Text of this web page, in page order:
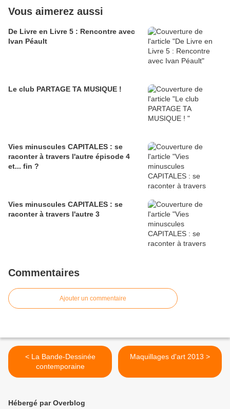
Vous aimerez aussi
De Livre en Livre 5 : Rencontre avec
Ivan Péault
Le club PARTAGE TA MUSIQUE !
Vies minuscules CAPITALES : se
raconter à travers l'autre épisode 4
et... fin ?
Vies minuscules CAPITALES : se
raconter à travers l'autre 3
Commentaires
Ajouter un commentaire
< La Bande-Dessinée
contemporaine
Maquillages d'art 2013 >
Hébergé par Overblog